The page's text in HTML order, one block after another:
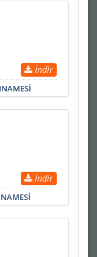
İndir
İndir